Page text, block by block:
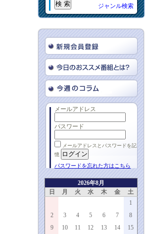
ジャンル検索
メールアドレス
パスワード
メールアドレスとパスワードを記
憶
パスワードを忘れた方はこちら
2026年8月
日
月 火 水 木 金
土
1
2
3 4 5 6 7
8
9
10 11 12 13 14
15